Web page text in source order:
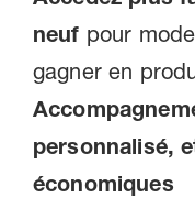
neuf pour
gagner en
personnalisé,
économiques